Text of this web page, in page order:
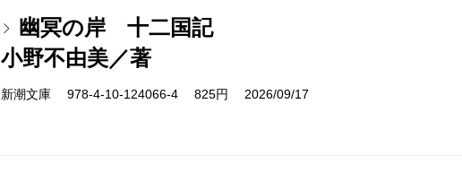
幽冥の岸 十二国記
小野不由美／著
新潮文庫 978-4-10-124066-4 825円 2026/09/17